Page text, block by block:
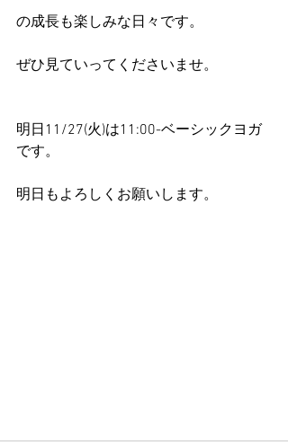
の成長も楽しみな日々です。
ぜひ見ていってくださいませ。
明日11/27(火)は11:00-ベーシックヨガ
です。
明日もよろしくお願いします。